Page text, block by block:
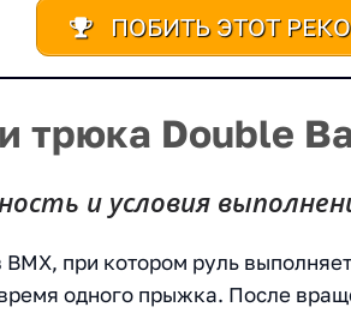
ПОБИТЬ ЭТОТ
трюка Double
и условия
при котором руль
одного прыжка. После